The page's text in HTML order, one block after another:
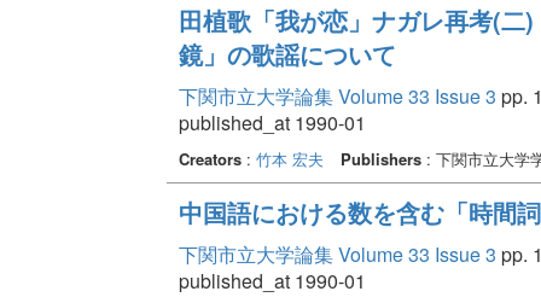
田植歌「我が恋」ナガレ再考(二
鏡」の歌謡について
下関市立大学論集 Volume 33 Issue 3 pp.
published_at 1990-01
Creators: 竹本 宏夫 Publishers: 下関市立大学
中国語における数を含む「時間
下関市立大学論集 Volume 33 Issue 3 pp.
published_at 1990-01